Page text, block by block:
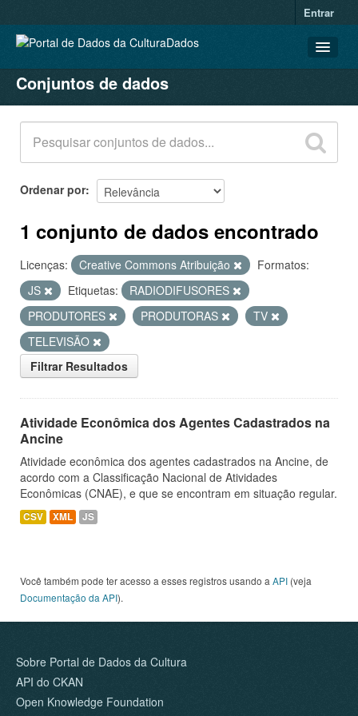
Entrar
CONJUNTOS DE DADOS
ORGANIZAÇÕES
GRUPOS
SOBRE
Conjuntos de dados
Ordenar por
1 conjunto de dados encontrado
Licenças: Creative Commons Atribuição
Formatos:
JS
Etiquetas:
RADIODIFUSORES
PRODUTORES
PRODUTORAS
TV
TELEVISÃO
Filtrar Resultados
Atividade Econômica dos Agentes Cadastrados na
Ancine
Atividade econômica dos agentes cadastrados na Ancine, de
acordo com a Classificação Nacional de Atividades
Econômicas (CNAE), e que se encontram em situação regular.
CSV XML JS
Você também pode ter acesso a esses registros usando a API (veja
Documentação da API).
Sobre Portal de Dados da Cultura
API do CKAN
Open Knowledge Foundation